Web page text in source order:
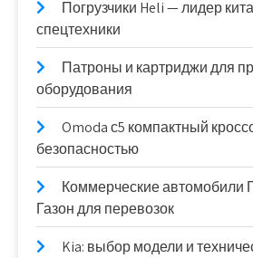
Погрузчики Heli — лидер
спецтехники
Патроны и картриджи для
оборудования
Omoda с5 компактный
безопасностью
Коммерческие автомобили
Газон для перевозок
Kia: выбор модели и